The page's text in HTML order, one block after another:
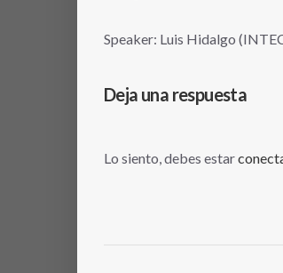
Speaker: Luis Hidalgo
Deja una respuesta
Lo siento, debes estar